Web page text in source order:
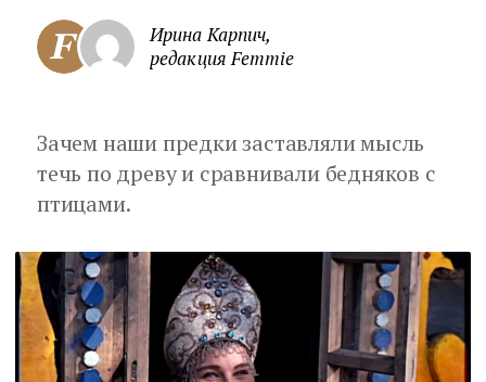
Ирина Карпич,
редакция Femmie
Зачем наши предки заставляли мысль
течь по древу и сравнивали бедняков с
птицами.